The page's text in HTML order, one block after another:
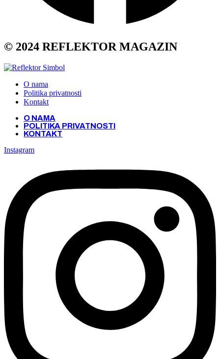
© 2024 REFLEKTOR MAGAZIN
O nama
Politika privatnosti
Kontakt
O NAMA
POLITIKA PRIVATNOSTI
KONTAKT
Instagram